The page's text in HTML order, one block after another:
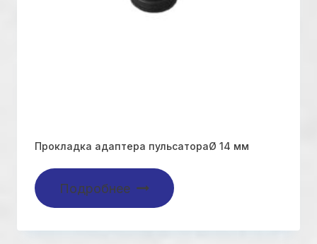
Прокладка адаптера пульсатораØ 14 мм
Подробнее